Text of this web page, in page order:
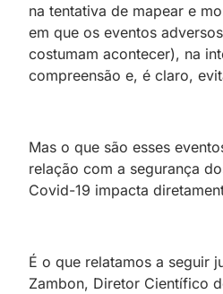
na tentativa de mapear e
em que os eventos
costumam acontecer), na
compreensão e, é claro,
Mas o que são esses
relação com a segurança
Covid-19 impacta
É o que relatamos a seguir
Zambon, Diretor Científico